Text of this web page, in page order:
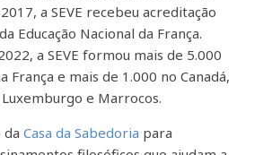
a SEVE recebeu acreditação
Educação Nacional da França.
a SEVE formou mais de 5.000
França e mais de 1.000 no Canadá,
Luxemburgo e Marrocos.
da Casa da Sabedoria para